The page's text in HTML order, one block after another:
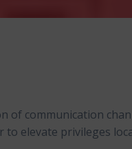
of communication
to elevate privileges